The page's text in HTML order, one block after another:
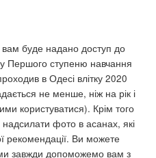
буде надано доступ до
Першого ступеню навчання
в Одесі влітку 2020
не менше, ніж на рік і
користуватися). Крім того
фото в асанах, які
рекомендації. Ви можете
завжди допоможемо вам з